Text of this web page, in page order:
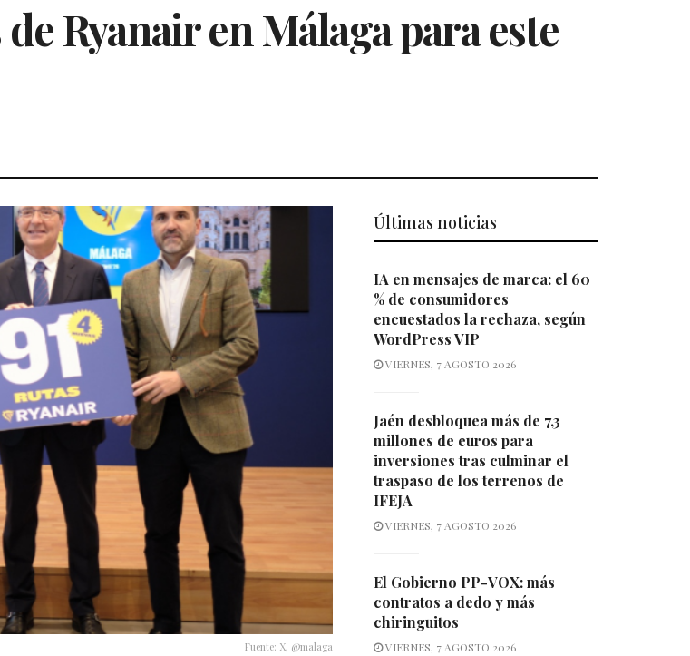
Ryanair en Málaga para este
Fuente: X, @malaga
Últimas noticias
IA en mensajes de marca: el 60
% de consumidores
encuestados la rechaza, según
WordPress VIP
VIERNES, 7 AGOSTO 2026
Jaén desbloquea más de 7,3
millones de euros para
inversiones tras culminar el
traspaso de los terrenos de
IFEJA
VIERNES, 7 AGOSTO 2026
El Gobierno PP-VOX: más
contratos a dedo y más
chiringuitos
VIERNES, 7 AGOSTO 2026